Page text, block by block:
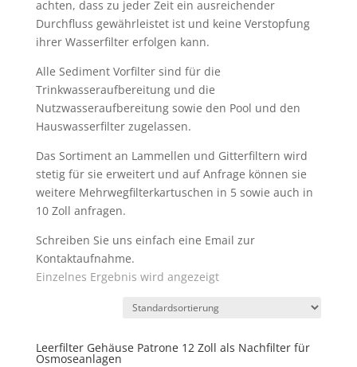
achten, dass zu jeder Zeit ein ausreichender
Durchfluss gewährleistet ist und keine Verstopfung
ihrer Wasserfilter erfolgen kann.
Alle Sediment Vorfilter sind für die
Trinkwasseraufbereitung und die
Nutzwasseraufbereitung sowie den Pool und den
Hauswasserfilter zugelassen.
Das Sortiment an Lammellen und Gitterfiltern wird
stetig für sie erweitert und auf Anfrage können sie
weitere Mehrwegfilterkartuschen in 5 sowie auch in
10 Zoll anfragen.
Schreiben Sie uns einfach eine Email zur
Kontaktaufnahme.
Einzelnes Ergebnis wird angezeigt
Leerfilter Gehäuse Patrone 12 Zoll als Nachfilter für
Osmoseanlagen